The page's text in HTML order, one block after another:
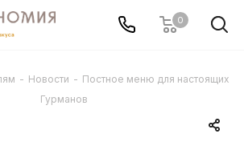
0
- Новости - Постное меню для настоящих
Гурманов